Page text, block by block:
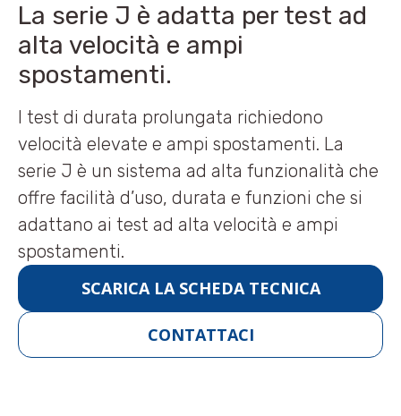
La serie J è adatta per test ad
alta velocità e ampi
spostamenti.
I test di durata prolungata richiedono
velocità elevate e ampi spostamenti. La
serie J è un sistema ad alta funzionalità che
offre facilità d’uso, durata e funzioni che si
adattano ai test ad alta velocità e ampi
spostamenti.
SCARICA LA SCHEDA TECNICA
CONTATTACI